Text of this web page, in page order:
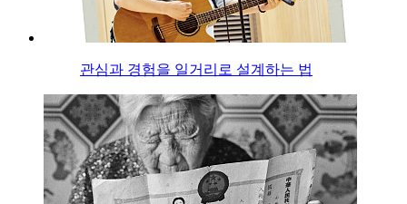
관심과 경험을 일거리로 설계하는 법